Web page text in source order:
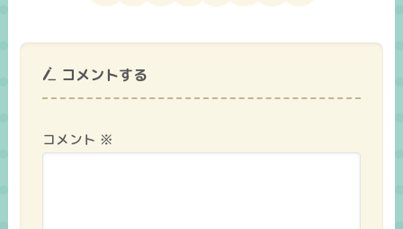
コメントする
コメント ※